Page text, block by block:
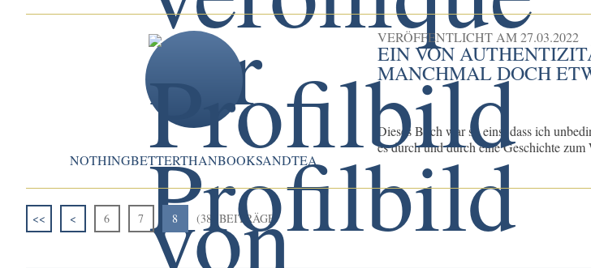
NOTHINGBETTERTHANBOOKSANDTEA
VERÖFFENTLICHT AM27.03.2022
EIN VON
MANCHMAL DOCH
Dieses Buch war so eins, dass ich
es durch und durch eine Geschichte
<< < 6 7 8 (38) BEITRÄGE